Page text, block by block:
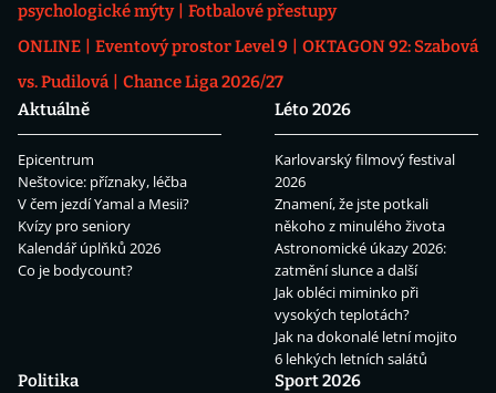
psychologické mýty
Fotbalové přestupy
ONLINE
Eventový prostor Level 9
OKTAGON 92: Szabová
vs. Pudilová
Chance Liga 2026/27
Aktuálně
Epicentrum
Neštovice: příznaky, léčba
V čem jezdí Yamal a Mesii?
Kvízy pro seniory
Kalendář úplňků 2026
Co je bodycount?
Léto 2026
Karlovarský filmový festival
2026
Znamení, že jste potkali
někoho z minulého života
Astronomické úkazy 2026:
zatmění slunce a další
Jak obléci miminko při
vysokých teplotách?
Jak na dokonalé letní mojito
6 lehkých letních salátů
Politika
Sport 2026